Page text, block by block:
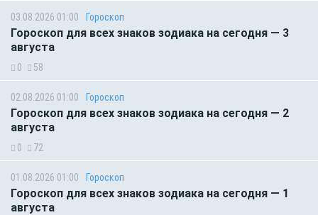
03.08.2026 01:00 Гороскоп
Гороскоп для всех знаков зодиака на сегодня — 3
августа
0 58
02.08.2026 01:00 Гороскоп
Гороскоп для всех знаков зодиака на сегодня — 2
августа
0 72
01.08.2026 01:00 Гороскоп
Гороскоп для всех знаков зодиака на сегодня — 1
августа